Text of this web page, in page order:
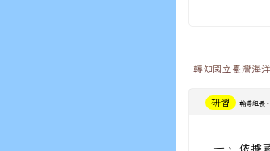
轉知國立臺灣海
研習 輔導組長-
一、 依據